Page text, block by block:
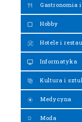
Gastronomia
Hobby
Hotele i
Informatyka
Kultura i
Medycyna
Moda